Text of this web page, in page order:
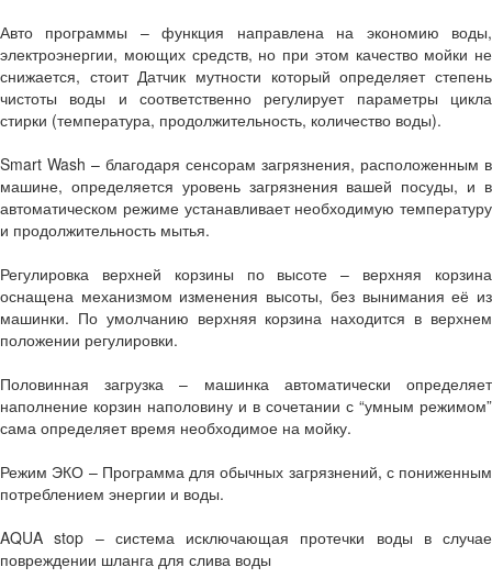
Авто программы – функция направлена на экономию воды,
электроэнергии, моющих средств, но при этом качество мойки не
снижается, стоит Датчик мутности который определяет степень
чистоты воды и соответственно регулирует параметры цикла
стирки (температура, продолжительность, количество воды).
Smart Wash – благодаря сенсорам загрязнения, расположенным в
машине, определяется уровень загрязнения вашей посуды, и в
автоматическом режиме устанавливает необходимую температуру
и продолжительность мытья.
Регулировка верхней корзины по высоте – верхняя корзина
оснащена механизмом изменения высоты, без вынимания её из
машинки. По умолчанию верхняя корзина находится в верхнем
положении регулировки.
Половинная загрузка – машинка автоматически определяет
наполнение корзин наполовину и в сочетании с “умным режимом”
сама определяет время необходимое на мойку.
Режим ЭКО – Программа для обычных загрязнений, с пониженным
потреблением энергии и воды.
AQUA stop – система исключающая протечки воды в случае
повреждении шланга для слива воды